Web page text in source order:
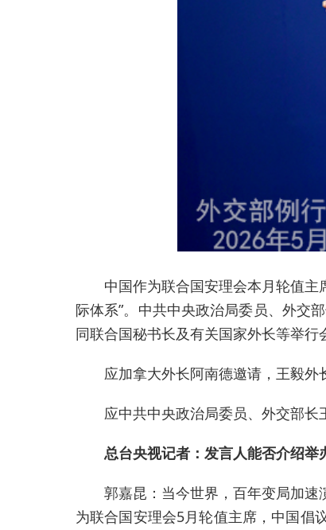
中国作为联合国安理会本月轮值
际体系”。中共中央政治局委员、外交
同联合国秘书长及有关国家外长等举行
应加拿大外长阿南德邀请，王毅外
应中共中央政治局委员、外交部长
总台央视记者：发言人能否介绍
郭嘉昆：当今世界，百年变局加
为联合国安理会5月轮值主席，中国倡